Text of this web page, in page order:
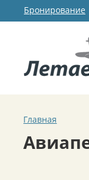
Бронирование
Главная